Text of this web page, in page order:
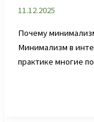
11.12.2025
Почему
Минимализм в
практике многие